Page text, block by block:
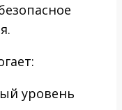
уровень